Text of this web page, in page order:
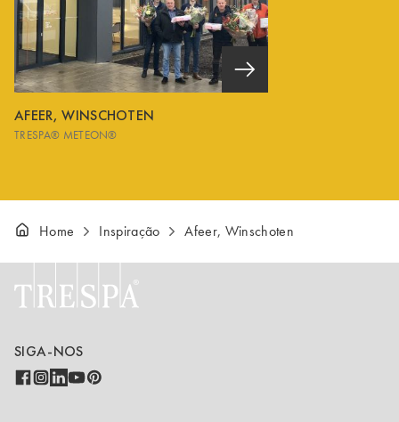
AFEER, WINSCHOTEN
TRESPA® METEON®
Home Inspiração Afeer, Winschoten
SIGA-NOS